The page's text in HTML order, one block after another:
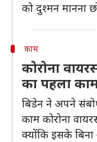
को दुश्मन मानना
काम
कोरोना
का पहला
बिडेन ने अपने
काम कोरोना
क्योंकि इसके बिना